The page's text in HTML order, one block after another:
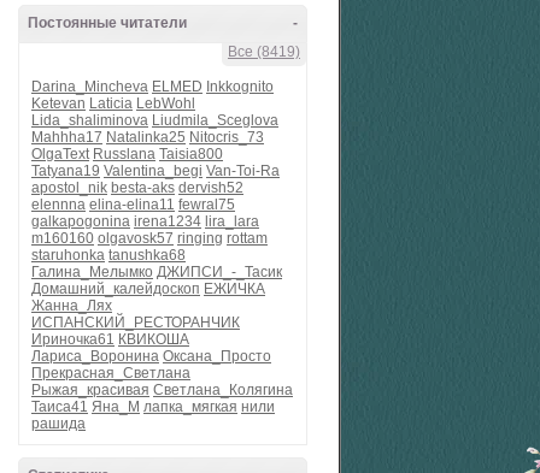
-
Постоянные читатели
Все (8419)
Darina_Mincheva ELMED Inkkognito
Ketevan Laticia LebWohl
Lida_shaliminova Liudmila_Sceglova
Mahhha17 Natalinka25 Nitocris_73
OlgaText Russlana Taisia800
Tatyana19 Valentina_begi Van-Toi-Ra
apostol_nik besta-aks dervish52
elennna elina-elina11 fewral75
galkapogonina irena1234 lira_lara
m160160 olgavosk57 ringing rottam
staruhonka tanushka68
Галина_Мелымко ДЖИПСИ_-_Тасик
Домашний_калейдоскоп ЕЖИЧКА
Жанна_Лях
ИСПАНСКИЙ_РЕСТОРАНЧИК
Ириночка61 КВИКОША
Лариса_Воронина Оксана_Просто
Прекрасная_Светлана
Рыжая_красивая Светлана_Колягина
Таиса41 Яна_М лапка_мягкая нили
рашида